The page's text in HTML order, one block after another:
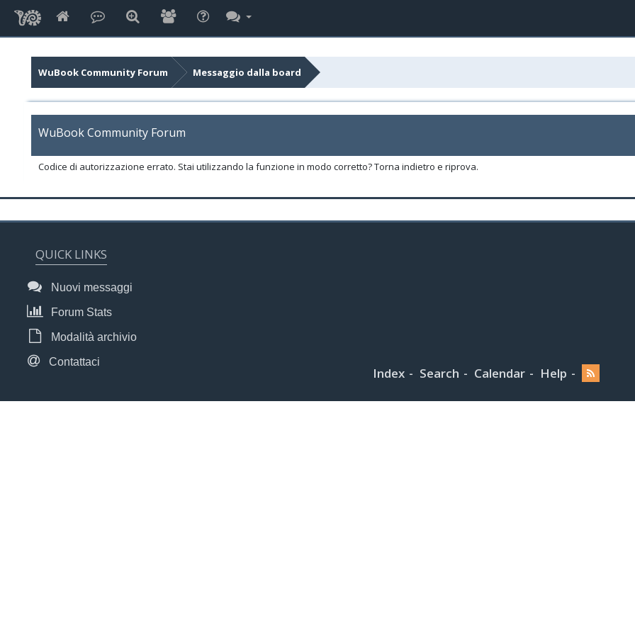
WuBook Community Forum Messaggio dalla board
WuBook Community Forum
Codice di autorizzazione errato. Stai utilizzando la funzione in modo corretto? Torna indietro e riprova.
QUICK LINKS
Nuovi messaggi
Forum Stats
Modalità archivio
Contattaci
Index Search Calendar Help